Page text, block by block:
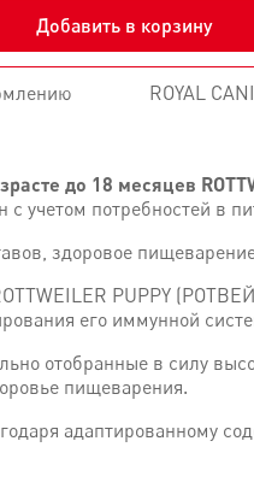
Добавить в корзину
ROYAL
до 18 месяцев
учетом потребностей в
здоровое
PUPPY
его иммунной
отобранные в силу
пищеварения.
адаптированному